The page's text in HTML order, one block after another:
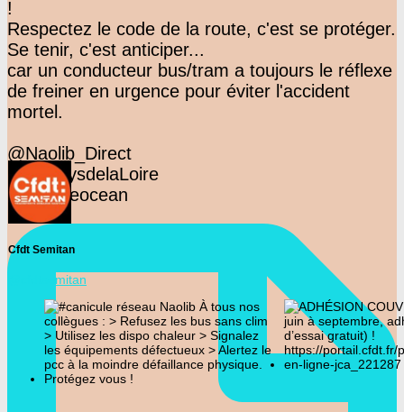
!
Respectez le code de la route, c'est se protéger.
Se tenir, c'est anticiper...
car un conducteur bus/tram a toujours le réflexe
de freiner en urgence pour éviter l'accident
mortel.
@Naolib_Direct
@F3PaysdelaLoire
@presseocean
Cfdt Semitan
@cfdtsemitan